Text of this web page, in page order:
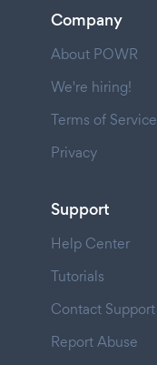
Company
About POWR
We're hiring!
Terms of Service
Privacy
Support
Help Center
Tutorials
Contact Support
Report Abuse